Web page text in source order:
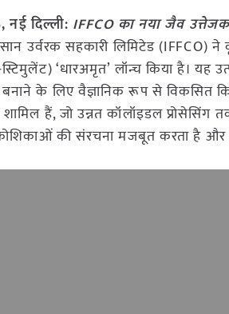
नई दिल्ली: IFFCO का नया जैव उत्तेजक
उर्वरक सहकारी लिमिटेड (IFFCO)
‘धारअमृत’ लॉन्च किया है। यह
के लिए वैज्ञानिक रूप से विकसित
हैं, जो उन्नत कॉलॉइडल
की संरचना मजबूत करता है और